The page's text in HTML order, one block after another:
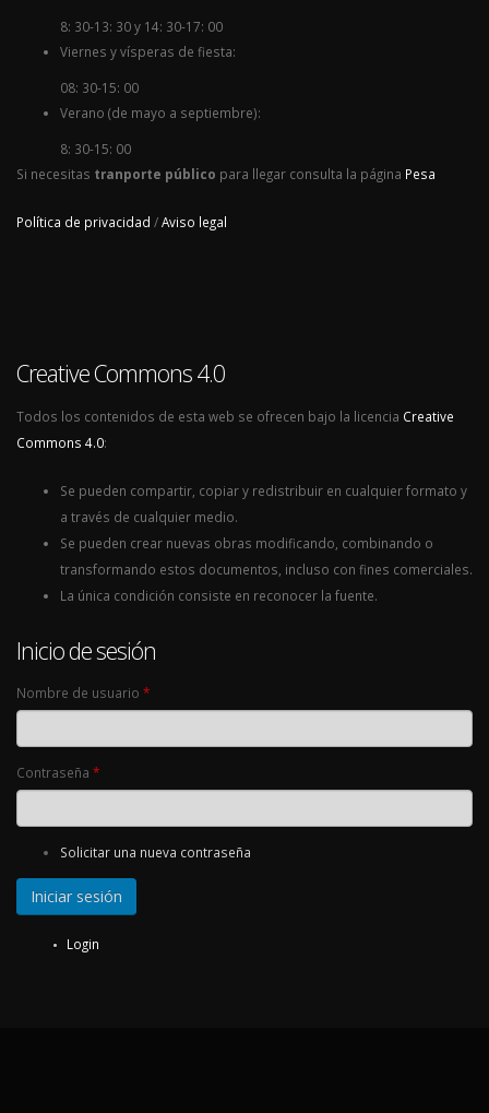
8: 30-13: 30 y 14: 30-17: 00
Viernes y vísperas de fiesta:
08: 30-15: 00
Verano (de mayo a septiembre):
8: 30-15: 00
Si necesitas tranporte público para llegar consulta la página Pesa
Política de privacidad /Aviso legal
Creative Commons 4.0
Todos los contenidos de esta web se ofrecen bajo la licencia Creative
Commons 4.0:
Se pueden compartir, copiar y redistribuir en cualquier formato y
a través de cualquier medio.
Se pueden crear nuevas obras modificando, combinando o
transformando estos documentos, incluso con fines comerciales.
La única condición consiste en reconocer la fuente.
Inicio de sesión
Nombre de usuario *
Contraseña *
Solicitar una nueva contraseña
Login